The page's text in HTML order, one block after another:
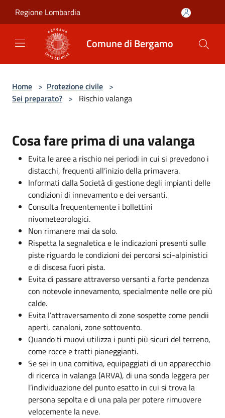
Regione Lombardia
Comune di Bergamo
Home > Protezione civile >
Sei preparato? > Rischio valanga
Cosa fare prima di una valanga
Evita le aree a rischio nei periodi in cui si prevedono i
distacchi, frequenti all’inizio della primavera.
Informati dalla Società di gestione degli impianti delle
condizioni di innevamento e dei versanti.
Consulta frequentemente i bollettini
nivometeorologici.
Non rimanere mai da solo.
Rispetta la segnaletica e le indicazioni presenti sulle
piste riguardo le condizioni dei percorsi sci-alpinistici
e di discesa fuori pista.
Evita di passare attraverso versanti a forte pendenza
con notevole innevamento, specialmente nelle ore più
calde.
Evita l’attraversamento di zone sospette come pendii
aperti, canaloni, zone sottovento.
Quando ti muovi utilizza i punti più sicuri del terreno,
come rocce e tratti pianeggianti.
Se sei in una comitiva, equipaggiati di un apparecchio
di ricerca in valanga (ARVA), di una sonda leggera per
l’individuazione del punto esatto in cui si trova la
persona sepolta e di una pala per potere rimuovere
velocemente la neve.